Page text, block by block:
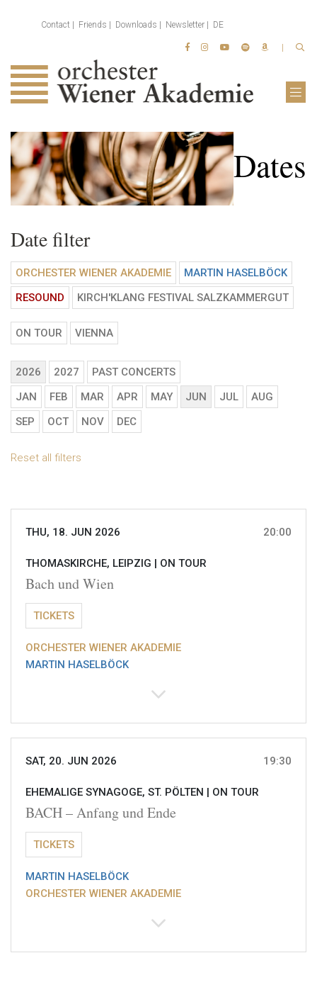
Contact Friends Downloads Newsletter DE
Dates
Date filter
ORCHESTER WIENER AKADEMIE
MARTIN HASELBÖCK
RESOUND
KIRCH'KLANG FESTIVAL SALZKAMMERGUT
ON TOUR VIENNA
2026 2027
PAST CONCERTS
JAN
FEB MAR APR MAY JUN JUL
AUG
SEP
OCT NOV DEC
Reset all filters
THU, 18. JUN 2026 20:00
THOMASKIRCHE, LEIPZIG | ON TOUR
Bach und Wien
TICKETS
ORCHESTER WIENER AKADEMIE
MARTIN HASELBÖCK
SAT, 20. JUN 2026 19:30
EHEMALIGE SYNAGOGE, ST. PÖLTEN | ON TOUR
BACH – Anfang und Ende
TICKETS
MARTIN HASELBÖCK
ORCHESTER WIENER AKADEMIE